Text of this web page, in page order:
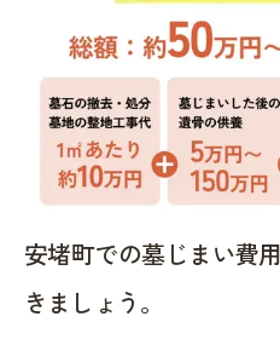
安堵町での墓じまい費
きましょう。